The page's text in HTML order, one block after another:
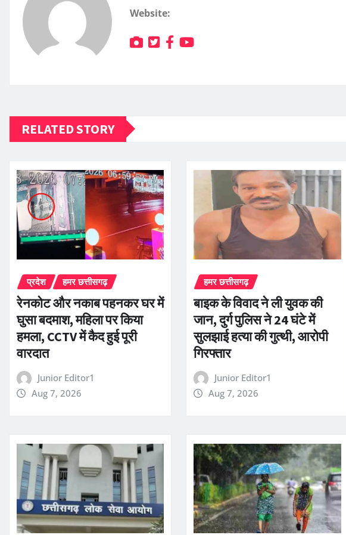
Website:
RELATED STORY
प्रदेश हमर छत्तीसगढ़
रेनकोट और नकाब पहनकर घर में
घुसा बदमाश, महिला पर किया
हमला, CCTV में कैद हुई पूरी
वारदात
Junior Editor1
Aug 7, 2026
हमर छत्तीसगढ़
बाइक के विवाद ने ली युवक की
जान, दुर्ग पुलिस ने 24 घंटे में
सुलझाई हत्या की गुत्थी, आरोपी
गिरफ्तार
Junior Editor1
Aug 7, 2026